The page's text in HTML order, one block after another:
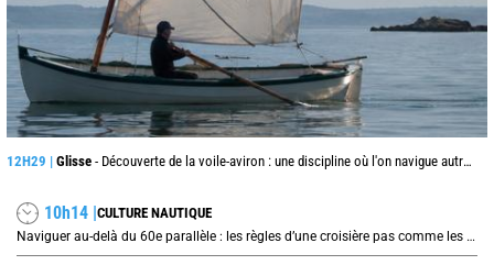
12H29 | Glisse - Découverte de la voile-aviron : une discipline où l'on navigue autrement
10h14 |CULTURE NAUTIQUE
Naviguer au-delà du 60e parallèle : les règles d’une croisière pas comme les autres